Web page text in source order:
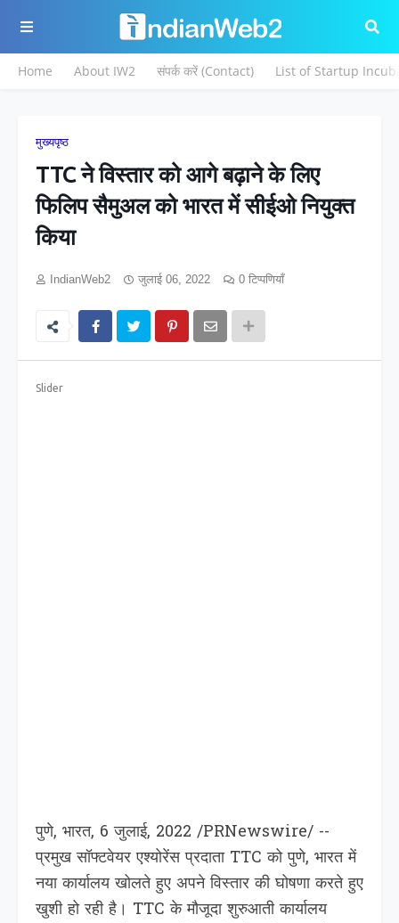
Home About IW2 संपर्क करें (Contact) List of Startup
मुख्यपृष्ठ
TTC ने विस्तार को आगे बढ़ाने के लिए
फिलिप सैमुअल को भारत में सीईओ नियुक्त
किया
IndianWeb2 जुलाई 06, 2022 0 टिप्पणियाँ
Slider
पुणे, भारत, 6 जुलाई, 2022 /PRNewswire/ --
प्रमुख सॉफ्टवेयर एश्योरेंस प्रदाता TTC को पुणे, भारत में
नया कार्यालय खोलते हुए अपने विस्तार की घोषणा करते हुए
खुशी हो रही है। TTC के मौजूदा शुरुआती कार्यालय